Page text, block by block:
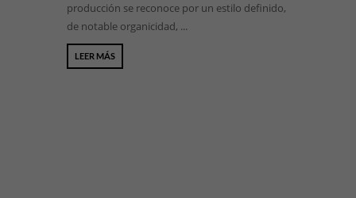
producción se reconoce por un estilo definido,
de notable organicidad, ...
LEER MÁS